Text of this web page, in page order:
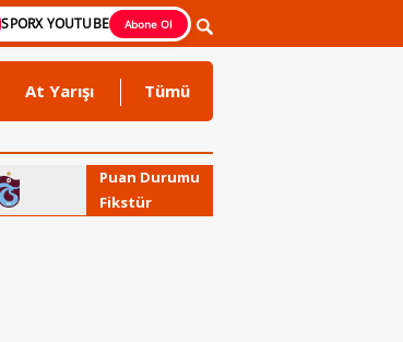
SPORX YOUTUBE Abone Ol
At Yarışı Tümü
Puan Durumu
Fikstür